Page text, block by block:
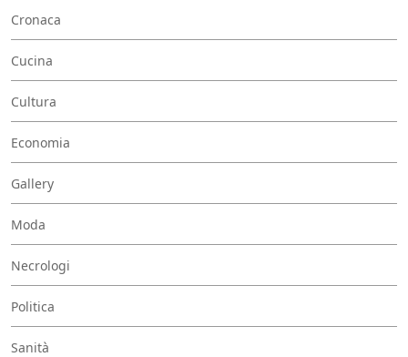
Cronaca
Cucina
Cultura
Economia
Gallery
Moda
Necrologi
Politica
Sanità